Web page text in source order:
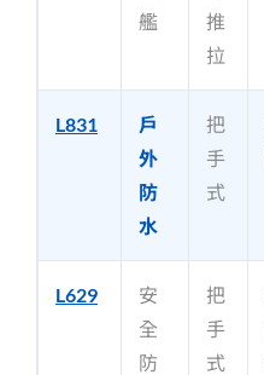
艦
推
拉
L831
戶
外
防
水
把
手
式
L629
安
全
防
把
手
式